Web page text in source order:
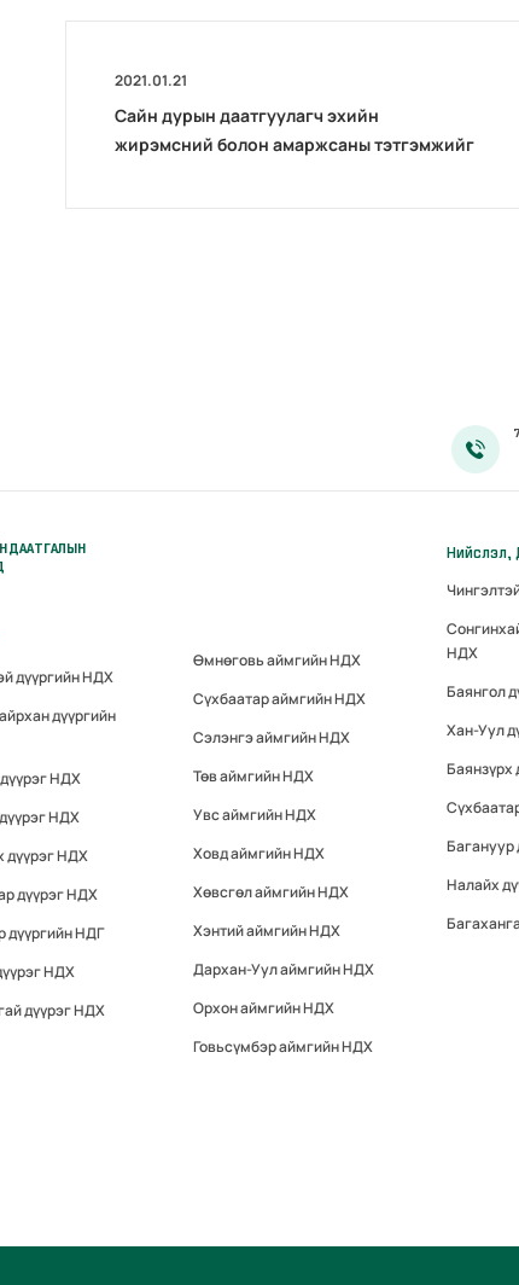
2021.01.21
Сайн дурын даатгуулагч эхийн
жирэмсний болон амаржсаны тэтгэмжийг
ДААТГАЛЫН
дүүргийн НДХ
дүүргийн
НДХ
НДХ
дүүрэг НДХ
дүүрэг НДХ
дүүргийн НДГ
НДХ
дүүрэг НДХ
Өмнөговь аймгийн НДХ
Сүхбаатар аймгийн НДХ
Сэлэнгэ аймгийн НДХ
Төв аймгийн НДХ
Увс аймгийн НДХ
Ховд аймгийн НДХ
Хөвсгөл аймгийн НДХ
Хэнтий аймгийн НДХ
Дархан-Уул аймгийн НДХ
Орхон аймгийн НДХ
Говьсүмбэр аймгийн НДХ
Нийслэл,
НДХ
Баянгол
Хан-Уул
Баянзүрх
Багануур
Налайх